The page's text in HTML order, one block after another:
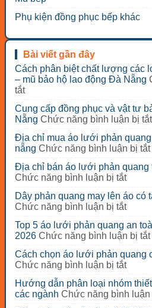
Phụ kiện đồng phục bếp khác
Bài viết gần đây
Cách phân biệt chất lượng các
– mũ bảo hộ lao động Đà Nẵng
tắtở
phân
biệt
chất
lượng
các
loại
nón
hộ
lao
–
mũ
bảo
hộ
lao
động
Đà
Cung cấp đồng phục và vật tư
Nẵng Chức năng bình luận bị tắtở
Địa chỉ mua áo lưới phản
nẵng Chức năng bình luận bị tắtở
Địa chỉ bán áo lưới phản quang
Chức năng bình luận bị tắtở
chỉ
bán
lưới
phản
quang
tphcm
rẻ
chỉ
Dây phản quang may lên áo có
Chức năng bình luận bị tắtở
phản
quang
lên
áo
có
tất
Top 5 áo lưới phản quang an
2026 Chức năng bình luận bị tắtở
Cách chọn áo lưới phản quang
Chức năng bình luận bị tắtở
chọn
áo
Hướng dẫn phân loại nhóm
các ngành Chức năng bình luận